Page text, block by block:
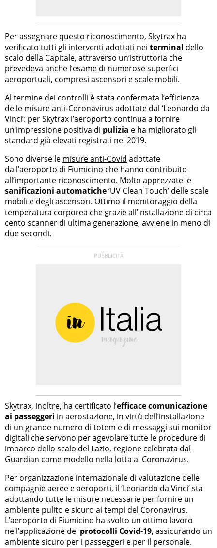
Per assegnare questo riconoscimento, Skytrax ha
verificato tutti gli interventi adottati nei terminal dello
scalo della Capitale, attraverso un’istruttoria che
prevedeva anche l’esame di numerose superfici
aeroportuali, compresi ascensori e scale mobili.
Al termine dei controlli è stata confermata l’efficienza
delle misure anti-Coronavirus adottate dal ‘Leonardo da
Vinci’: per Skytrax l’aeroporto continua a fornire
un’impressione positiva di pulizia e ha migliorato gli
standard già elevati registrati nel 2019.
Sono diverse le misure anti-Covid adottate
dall’aeroporto di Fiumicino che hanno contribuito
all’importante riconoscimento. Molto apprezzate le
sanificazioni automatiche‘UV Clean Touch’ delle scale
mobili e degli ascensori. Ottimo il monitoraggio della
temperatura corporea che grazie all’installazione di circa
cento scanner di ultima generazione, avviene in meno di
due secondi.
Skytrax, inoltre, ha certificato l’efficace comunicazione
ai passeggeri in aerostazione, in virtù dell’installazione
di un grande numero di totem e di messaggi sui monitor
digitali che servono per agevolare tutte le procedure di
imbarco dello scalo del Lazio, regione celebrata dal
Guardian come modello nella lotta al Coronavirus.
Per organizzazione internazionale di valutazione delle
compagnie aeree e aeroporti, il ‘Leonardo da Vinci’ sta
adottando tutte le misure necessarie per fornire un
ambiente pulito e sicuro ai tempi del Coronavirus.
L’aeroporto di Fiumicino ha svolto un ottimo lavoro
nell’applicazione dei protocolli Covid-19, assicurando un
ambiente sicuro per i passeggeri e per il personale.